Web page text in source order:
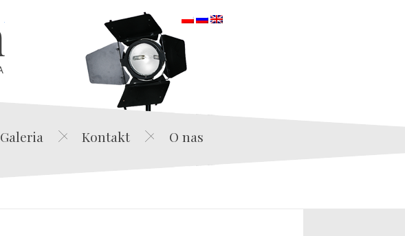
Edwin Film Agencja Aktorska
Galeria Kontakt O nas